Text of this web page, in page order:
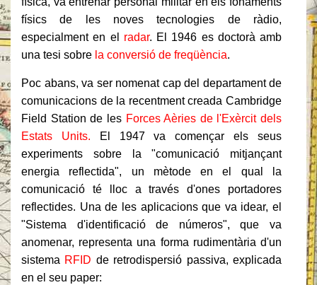
físics de les noves tecnologies de ràdio,
especialment en el radar. El 1946 es doctorà amb
una tesi sobre la conversió de freqüència.
Poc abans, va ser nomenat cap del departament de
comunicacions de la recentment creada Cambridge
Field Station de les Forces Aèries de l'Exèrcit dels
Estats Units. El 1947 va començar els seus
experiments sobre la "comunicació mitjançant
energia reflectida", un mètode en el qual la
comunicació té lloc a través d'ones portadores
reflectides. Una de les aplicacions que va idear, el
"Sistema d'identificació de números", que va
anomenar, representa una forma rudimentària d'un
sistema RFID de retrodispersió passiva, explicada
en el seu paper: